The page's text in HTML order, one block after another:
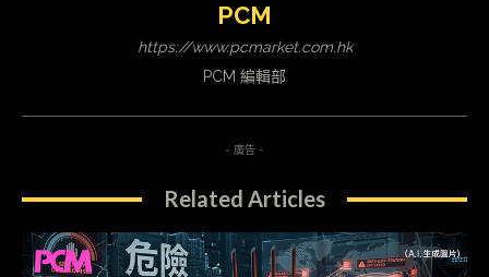
PCM
https://www.pcmarket.com.hk
PCM 編輯部
- 廣告 -
Related Articles